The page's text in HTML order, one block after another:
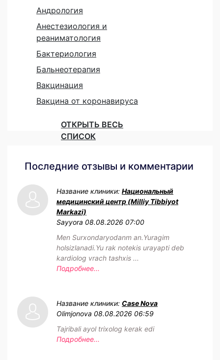
Андрология
Анестезиология и
реаниматология
Бактериология
Бальнеотерапия
Вакцинация
Вакцина от коронавируса
ОТКРЫТЬ ВЕСЬ
СПИСОК
Последние отзывы и комментарии
Название клиники: Национальный
медицинский центр (Milliy Tibbiyot
Markazi)
Sayyora 08.08.2026 07:00
Men Surxondaryodanm an.Yuragim
holsizlanadi.Yu rak notekis urayapti deb
kardiolog vrach tashxis ...
Подробнее...
Название клиники: Case Nova
Olimjonova 08.08.2026 06:59
Tajribali ayol trixolog kerak edi
Подробнее...